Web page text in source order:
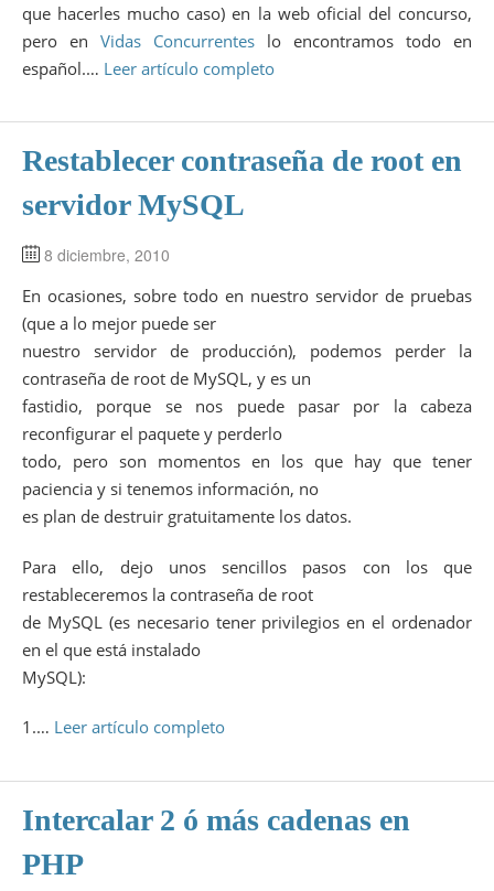
que hacerles mucho caso) en la web oficial del concurso,
pero en Vidas Concurrentes lo encontramos todo en
español.… Leer artículo completo
Restablecer contraseña de root en
servidor MySQL
8 diciembre, 2010
En ocasiones, sobre todo en nuestro servidor de pruebas
(que a lo mejor puede ser
nuestro servidor de producción), podemos perder la
contraseña de root de MySQL, y es un
fastidio, porque se nos puede pasar por la cabeza
reconfigurar el paquete y perderlo
todo, pero son momentos en los que hay que tener
paciencia y si tenemos información, no
es plan de destruir gratuitamente los datos.
Para ello, dejo unos sencillos pasos con los que
restableceremos la contraseña de root
de MySQL (es necesario tener privilegios en el ordenador
en el que está instalado
MySQL):
1.… Leer artículo completo
Intercalar 2 ó más cadenas en
PHP